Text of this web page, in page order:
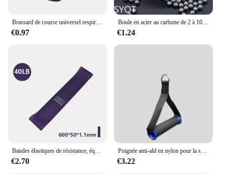
Brassard de course universel respirant pour téléphone portable, accessoires de sport, sac de jogging, étui extérieur
€0.97
Boule en acier au carbone de 2 à 10mm, pour la chasse en plein air, les tirs à la catapulte sont forts, accessoires de chasse
€1.24
Bandes élastiques de résistance, équipement de fitness, yoga, pilates, crossfit, entraînement à domicile
€2.70
Poignée anti-ald en nylon pour la salle de sport, bandes de traction, accessoire multifonction pour le fitness
€3.22